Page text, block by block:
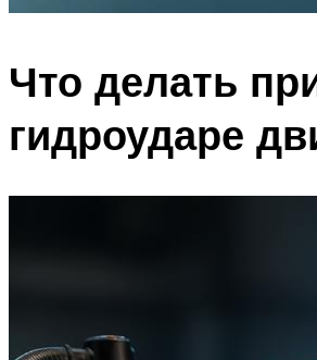
Что делать
гидроударе